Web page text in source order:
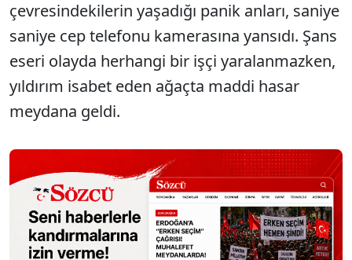
çevresindekilerin yaşadığı panik anları, saniye
saniye cep telefonu kamerasına yansıdı. Şans
eseri olayda herhangi bir işçi yaralanmazken,
yıldırım isabet eden ağaçta maddi hasar
meydana geldi.